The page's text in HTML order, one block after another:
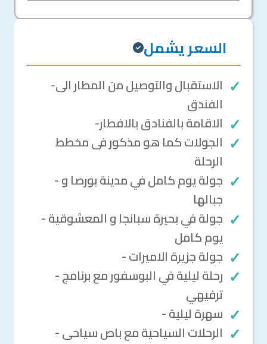
السعر يشمل
-الاستقبال والتوصيل من المطار الى
الفندق
-الاقامة بالفنادق بالافطار
الجولات كما هو مذكور فى مخطط
الرحلة
- جولة يوم كامل في مدينة بورصا و
جبالها
- جولة في بحيرة سبانجا و المعشوقية
يوم كامل
- جولة جزيرة الاميرات
- رحلة ليلية في البوسفور مع برنامج
ترفيهي
- سهرة ليلية
- الرحلات السياحية مع باص سياحى